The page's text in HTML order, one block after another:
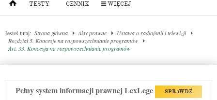
TESTY CENNIK WIĘCEJ
Jesteś tutaj: Strona główna Akty prawne
Ustawa o radiofonii i telewizji
Rozdział 5. Koncesje na rozpowszechnianie programów
Art. 33. Koncesja na rozpowszechnianie programów
Pełny system informacji prawnej LexLege SPRAWDŹ